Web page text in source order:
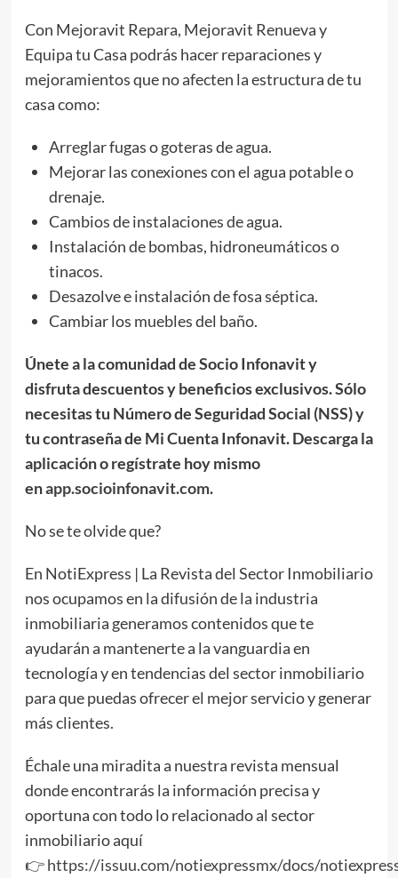
Con Mejoravit Repara, Mejoravit Renueva y
Equipa tu Casa podrás hacer reparaciones y
mejoramientos que no afecten la estructura de tu
casa como:
Arreglar fugas o goteras de agua.
Mejorar las conexiones con el agua potable o
drenaje.
Cambios de instalaciones de agua.
Instalación de bombas, hidroneumáticos o
tinacos.
Desazolve e instalación de fosa séptica.
Cambiar los muebles del baño.
Únete a la comunidad de Socio Infonavit y
disfruta descuentos y beneficios exclusivos. Sólo
necesitas tu Número de Seguridad Social (NSS) y
tu contraseña de Mi Cuenta Infonavit. Descarga la
aplicación o regístrate hoy mismo
enapp.socioinfonavit.com.
No se te olvide que?
En NotiExpress | La Revista del Sector Inmobiliario
nos ocupamos en la difusión de la industria
inmobiliaria generamos contenidos que te
ayudarán a mantenerte a la vanguardia en
tecnología y en tendencias del sector inmobiliario
para que puedas ofrecer el mejor servicio y generar
más clientes.
Échale una miradita a nuestra revista mensual
donde encontrarás la información precisa y
oportuna con todo lo relacionado al sector
inmobiliario aquí
👉https://issuu.com/notiexpressmx/docs/